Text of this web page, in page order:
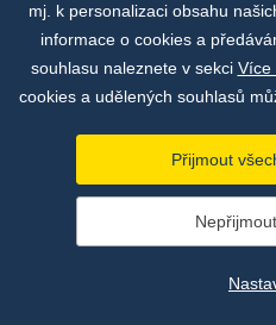
Copyright © by
Údaje o provozovateli
mj. k personalizaci obsahu
informace o cookies a
souhlasu naleznete v sekci Více
cookies a udělených souhlasů
Přijmout